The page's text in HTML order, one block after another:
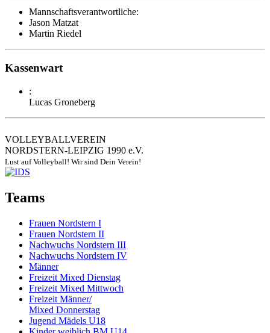
Mannschaftsverantwortliche:
Jason Matzat
Martin Riedel
Kassenwart
:
Lucas Groneberg
VOLLEYBALLVEREIN
NORDSTERN-LEIPZIG 1990 e.V.
Lust auf Volleyball! Wir sind Dein Verein!
Teams
Frauen Nordstern I
Frauen Nordstern II
Nachwuchs Nordstern III
Nachwuchs Nordstern IV
Männer
Freizeit Mixed Dienstag
Freizeit Mixed Mittwoch
Freizeit Männer/
Mixed Donnerstag
Jugend Mädels U18